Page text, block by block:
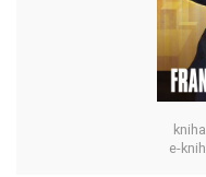
kniha
e-